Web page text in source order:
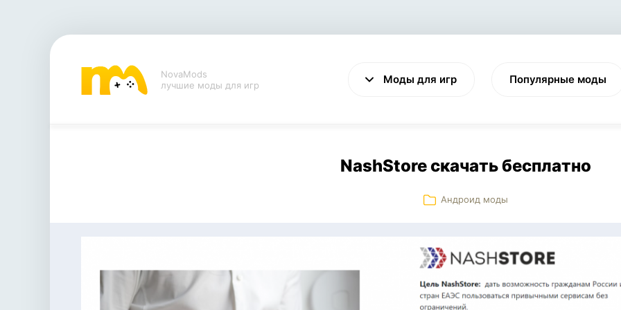
NovaMods
лучшие моды для игр
Моды для игр
VALHEIM
Популярные моды
NashStore скачать бесплатно
Андроид моды